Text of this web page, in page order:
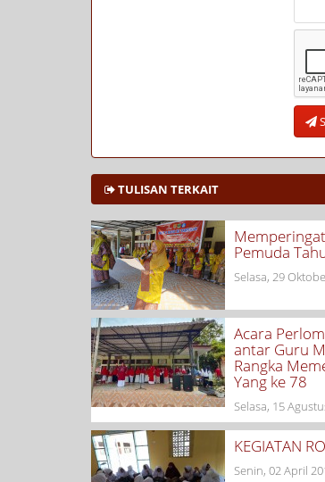
TULISAN TERKAIT
Pemuda
Selasa, 29
Acara
antar Guru
Rangka
Yang ke 78
Selasa, 15
KEGIATAN
Senin, 02 April